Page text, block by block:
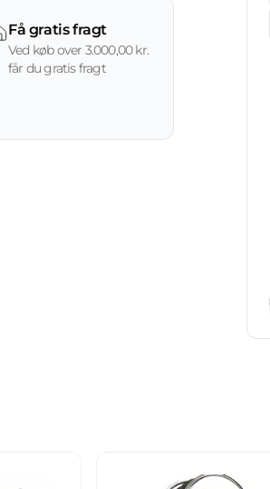
Få gratis fragt
Ved køb over 3.000,00 kr.
får du gratis fragt